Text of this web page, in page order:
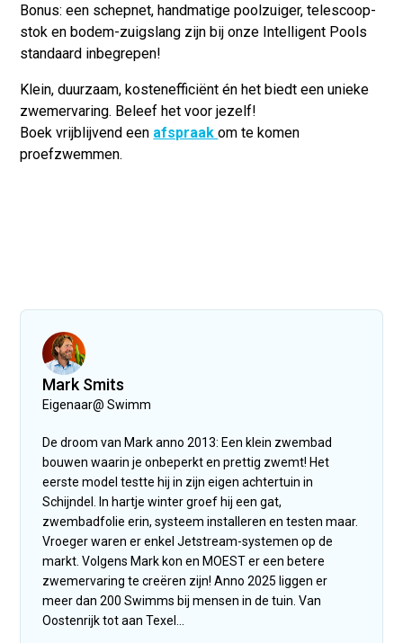
Bonus: een schepnet, handmatige poolzuiger, telescoop-
stok en bodem-zuigslang zijn bij onze Intelligent Pools
standaard inbegrepen!
Klein, duurzaam, kostenefficiënt én het biedt een unieke
zwemervaring. Beleef het voor jezelf!
Boek vrijblijvend een afspraakom te komen
proefzwemmen.
Mark Smits
Eigenaar@Swimm
De droom van Mark anno 2013: Een klein zwembad
bouwen waarin je onbeperkt en prettig zwemt! Het
eerste model testte hij in zijn eigen achtertuin in
Schijndel. In hartje winter groef hij een gat,
zwembadfolie erin, systeem installeren en testen maar.
Vroeger waren er enkel Jetstream-systemen op de
markt. Volgens Mark kon en MOEST er een betere
zwemervaring te creëren zijn! Anno 2025 liggen er
meer dan 200 Swimms bij mensen in de tuin. Van
Oostenrijk tot aan Texel...